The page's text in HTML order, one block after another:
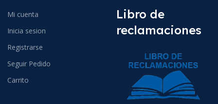
Mi cuenta
Inicia sesion
Registrarse
Seguir Pedido
Carrito
Libro de
reclamaciones